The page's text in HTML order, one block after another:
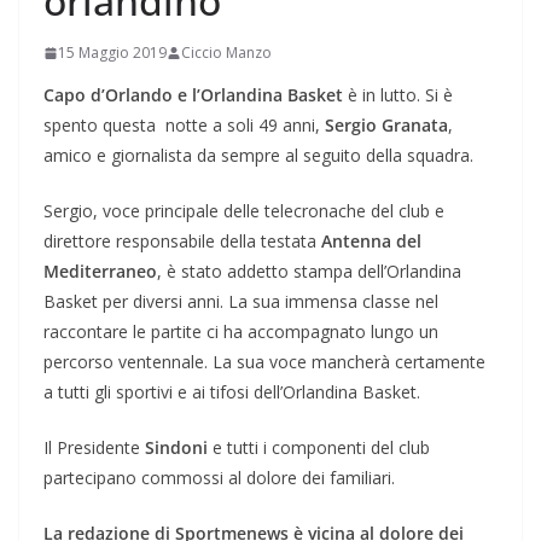
15 Maggio 2019 Ciccio Manzo
Capo d’Orlando e l’Orlandina Basket è in lutto. Si è
spento questa notte a soli 49 anni, Sergio Granata,
amico e giornalista da sempre al seguito della squadra.
Sergio, voce principale delle telecronache del club e
direttore responsabile della testata Antenna del
Mediterraneo, è stato addetto stampa dell’Orlandina
Basket per diversi anni. La sua immensa classe nel
raccontare le partite ci ha accompagnato lungo un
percorso ventennale. La sua voce mancherà certamente
a tutti gli sportivi e ai tifosi dell’Orlandina Basket.
Il Presidente Sindoni e tutti i componenti del club
partecipano commossi al dolore dei familiari.
La redazione di Sportmenews è vicina al dolore dei